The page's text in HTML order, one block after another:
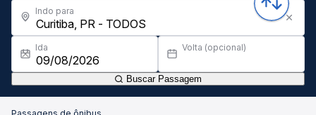
Indo para
Ida Volta (opcional)
Buscar Passagem